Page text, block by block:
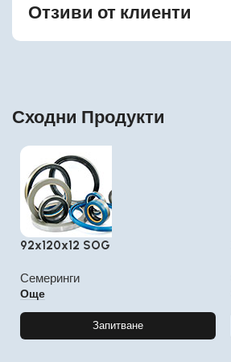
Отзиви от клиенти
Сходни Продукти
92x120x12 SOG
Семеринги
Още
Запитване